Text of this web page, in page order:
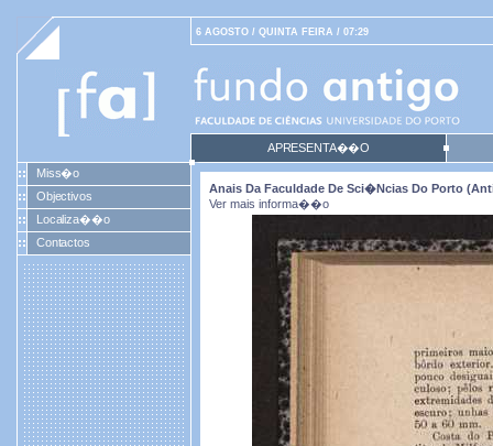
6 AGOSTO / QUINTA FEIRA / 07:29
APRESENTA��O
Miss�o
Objectivos
Localiza��o
Contactos
Anais Da Faculdade De Sci�ncias Do Porto
Ver mais informa��o